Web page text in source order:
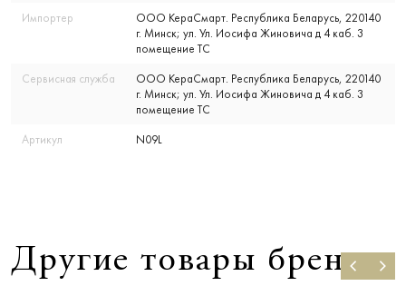
Импортер
ООО КераСмарт. Республика Беларусь, 220140
г. Минск; ул. Ул. Иосифа Жиновича д 4 каб. 3
помещение ТС
Сервисная служба
ООО КераСмарт. Республика Беларусь, 220140
г. Минск; ул. Ул. Иосифа Жиновича д 4 каб. 3
помещение ТС
Артикул N09L
Другие товары бренда